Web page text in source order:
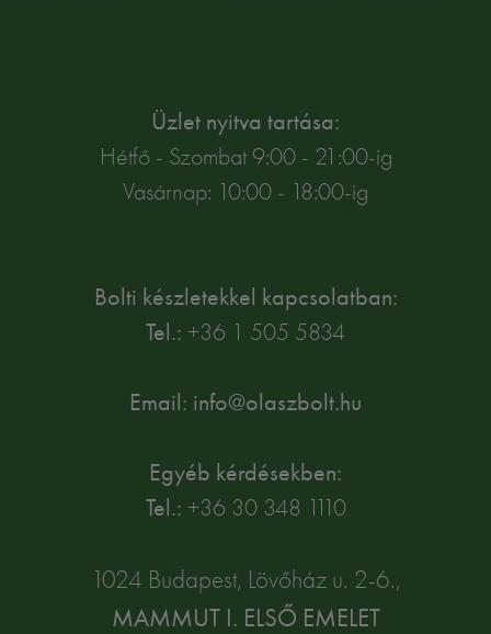
Üzlet nyitva tartása:
Hétfő - Szombat 9:00 - 21:00-ig
Vasárnap: 10:00 - 18:00-ig
Bolti készletekkel kapcsolatban:
Tel.: +36 1 505 5834
Email: info@olaszbolt.hu
Egyéb kérdésekben:
Tel.: +36 30 348 1110
1024 Budapest, Lövőház u. 2-6.,
MAMMUT I. ELSŐ EMELET